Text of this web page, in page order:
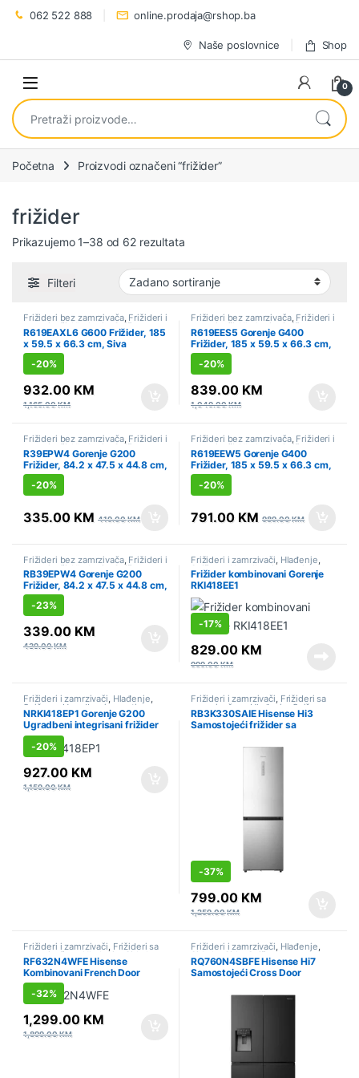
Preskoči na navigaciju
Preskoči na sadržaj
062 522 888 online.prodaja@rshop.ba
Naše poslovnice Shop
0
Pretraži:
Početna Proizvodi označeni “frižider”
frižider
Prikazujemo 1–38 od 62 rezultata
Filteri
Frižideri bez zamrzivača, Frižideri i
zamrzivači, Hlađenje,Sniženo
R619EAXL6 G600 Frižider, 185
x 59.5 x 66.3 cm, Siva
-20%
932.00 KM
1,165.00KM
Frižideri bez zamrzivača, Frižideri i
zamrzivači, Hlađenje ,Sniženo
R619EES5 Gorenje G400
Frižider, 185 x 59.5 x 66.3 cm,
Siva
-20%
839.00 KM
1,049.00KM
Frižideri bez zamrzivača, Frižideri i
zamrzivači Hlađenje Sniženo
R39EPW4 Gorenje G200
Frižider, 84.2 x 47.5 x 44.8 cm,
Bijela
-20%
335.00 KM 419.00KM
Frižideri bez zamrzivača, Frižideri i
zamrzivači Hlađenje Sniženo
R619EEW5 Gorenje G400
Frižider, 185 x 59.5 x 66.3 cm,
Bijela
-20%
791.00 KM 989.00KM
Frižideri bez zamrzivača, Frižideri i
zamrzivači, Hlađenje Sniženo
RB39EPW4 Gorenje G200
Frižider, 84.2 x 47.5 x 44.8 cm,
Bijela
-23%
339.00 KM
439.00KM
Frižideri i zamrzivači Hlađenje
Sniženo ,Ugradbeni aparati
Ugradbeni frižideri
Frižider kombinovani Gorenje
RKI418EE1
-17%
829.00 KM
999.00KM
Frižideri i zamrzivači, Hlađenje,
Sniženo,Ugradbeni aparati,
Ugradbeni frižideri
NRKI418EP1 Gorenje G200
Ugradbeni integrisani frižider
sa zamrzivačem, 177.2 x 54 x
54 cm, Klizna baglama
-20%
927.00 KM
1,159.00KM
Frižideri i zamrzivači, Frižideri sa
zamrzivačem,Hlađenje Sniženo
RB3K330SAIE Hisense Hi3
Samostojeći frižider sa
-37%
799.00 KM
1,259.00KM
Frižideri i zamrzivači, Frižideri sa
zamrzivačem,Hlađenje Side by
Side,Sniženo
RF632N4WFE Hisense
Kombinovani French Door
frižider, 485 l
-32%
1,299.00 KM
1,899.00KM
Frižideri i zamrzivači, Hlađenje,
Side by Side,Sniženo
RQ760N4SBFE Hisense Hi7
Samostojeći Cross Door